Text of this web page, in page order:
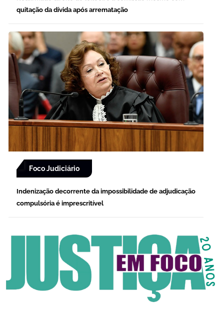
quitação da dívida após arrematação
Foco Judiciário
Indenização decorrente da impossibilidade de adjudicação
compulsória é imprescritível